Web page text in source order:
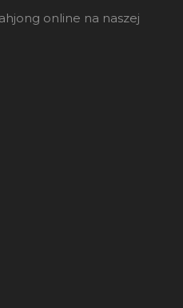
online na naszej